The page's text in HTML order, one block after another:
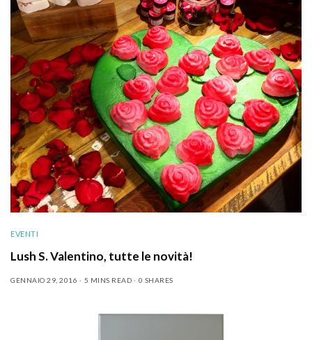
EVENTI
Lush S. Valentino, tutte le novità!
GENNAIO 29, 2016 5 MINS READ 0 SHARES